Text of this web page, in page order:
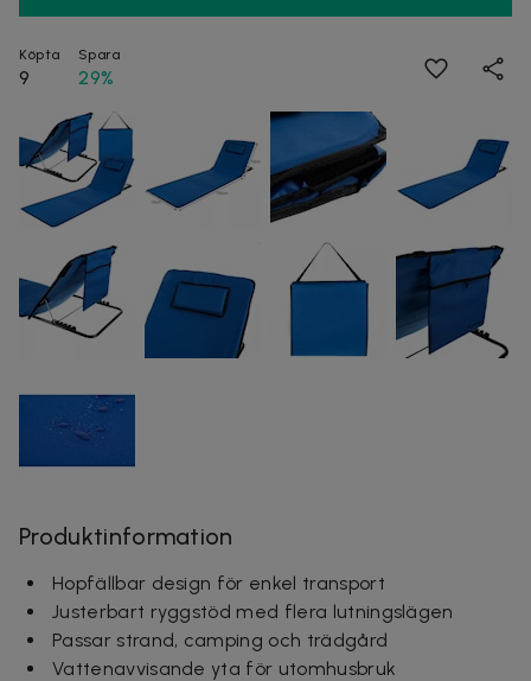
Köpta
9
Spara
29%
Produktinformation
Hopfällbar design för enkel transport
Justerbart ryggstöd med flera lutningslägen
Passar strand, camping och trädgård
Vattenavvisande yta för utomhusbruk